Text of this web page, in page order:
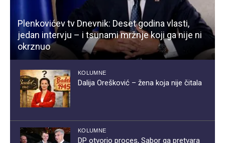
Plenkovićev tv Dnevnik: Deset godina vlasti,
jedan intervju – i tsunami mržnje koji ga nije ni
okrznuo
KOLUMNE
Dalija Orešković – žena koja nije čitala
KOLUMNE
DP otvorio proces, Sabor ga pretvara